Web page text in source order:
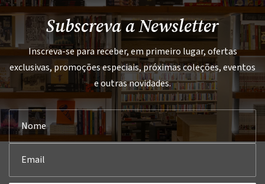
Subscreva a Newsletter
Inscreva-se para receber, em primeiro lugar, ofertas
exclusivas, promoções especiais, próximas coleções, eventos
e outras novidades.